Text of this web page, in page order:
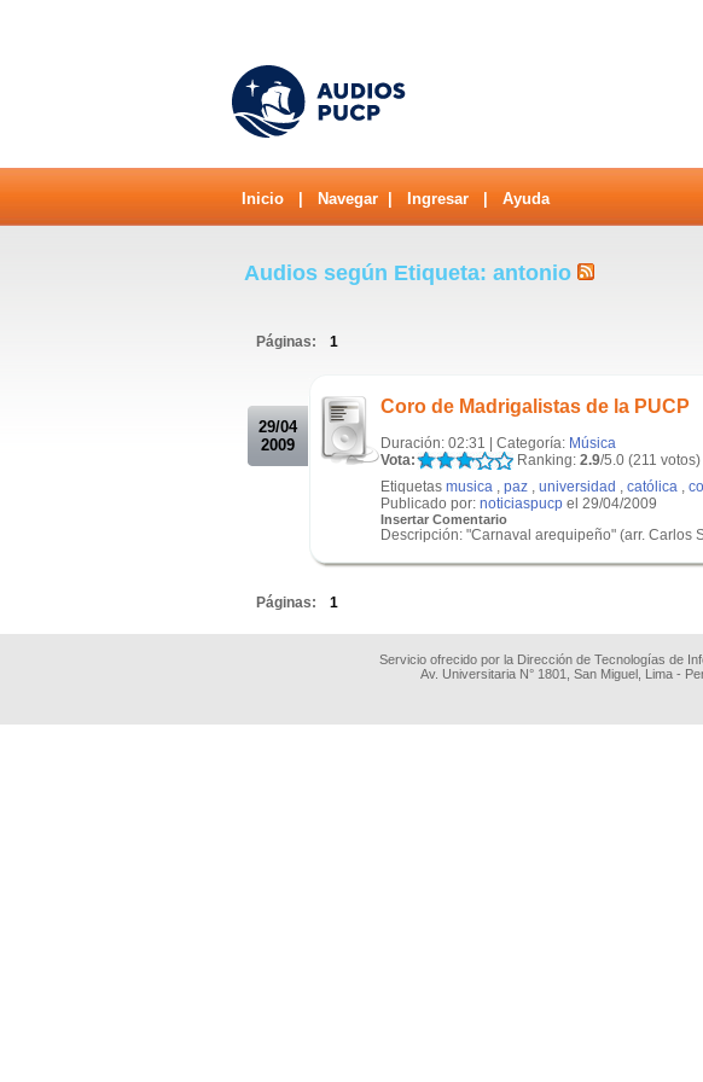
Inicio Navegar Ingresar Ayuda
Audios según Etiqueta: antonio
Páginas: 1
29/04
2009
Coro de Madrigalistas de la PUCP
Duración: 02:31 | Categoría: Música
Vota:
Ranking: 2.9/5.0 (211 votos)
Etiquetas musica , paz , universidad , católica ,
Publicado por: noticiaspucp el 29/04/2009
Insertar Comentario
Descripción: "Carnaval arequipeño" (arr. Carlos
Páginas: 1
Servicio ofrecido por la Dirección de Tecnologías de
Av. Universitaria N° 1801, San Miguel, Lima -